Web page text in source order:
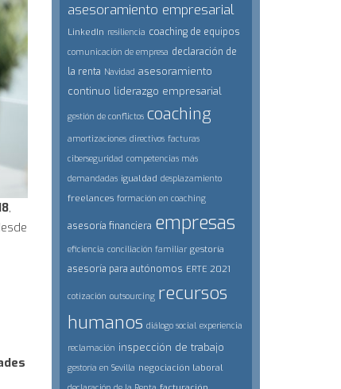
,
asesoramiento empresarial
LinkedIn resiliencia coaching de equipos
comunicación de empresa declaración de
la renta Navidad asesoramiento
continuo liderazgo empresarial
gestión de conflictos coaching
amortizaciones directivos facturas
ciberseguridad competencias más
demandadas igualdad desplazamiento
freelances formación en coaching
asesoría financiera empresas
eficiencia conciliación familiar gestoría
asesoría para autónomos ERTE 2021
cotización outsourcing recursos
humanos diálogo social experiencia
reclamación inspección de trabajo
gestoría en Sevilla negociación laboral